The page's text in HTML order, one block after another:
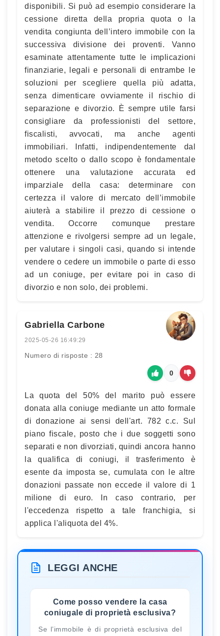
disponibili. Si può ad esempio considerare la
cessione diretta della propria quota o la
vendita congiunta dell’intero immobile con la
successiva divisione dei proventi. Vanno
esaminate attentamente tutte le implicazioni
finanziarie, legali e personali di entrambe le
soluzioni per scegliere quella più adatta,
senza dimenticare ovviamente il rischio di
separazione e divorzio. È sempre utile farsi
consigliare da professionisti del settore,
fiscalisti, avvocati, ma anche agenti
immobiliari. Infatti, indipendentemente dal
metodo scelto o dallo scopo è fondamentale
ottenere una valutazione accurata ed
imparziale della casa: determinare con
certezza il valore di mercato dell’immobile
aiuterà a stabilire il prezzo di cessione o
vendita. Occorre comunque prestare
attenzione e rivolgersi sempre ad un legale,
per valutare i singoli casi, quando si intende
vendere o cedere un immobile o parte di esso
ad un coniuge, per evitare poi in caso di
divorzio e non solo, dei problemi.
Gabriella Carbone
2025-05-26 16:49:29
Numero di risposte : 28
0
La quota del 50% del marito può essere
donata alla coniuge mediante un atto formale
di donazione ai sensi dell'art. 782 c.c. Sul
piano fiscale, posto che i due soggetti sono
separati e non divorziati, quindi ancora hanno
la qualifica di coniugi, il trasferimento è
esente da imposta se, cumulata con le altre
donazioni passate non eccede il valore di 1
milione di euro. In caso contrario, per
l'eccedenza rispetto a tale franchigia, si
applica l'aliquota del 4%.
LEGGI ANCHE
Come posso vendere la casa
coniugale di proprietà esclusiva?
Se l’immobile è di proprietà esclusiva del